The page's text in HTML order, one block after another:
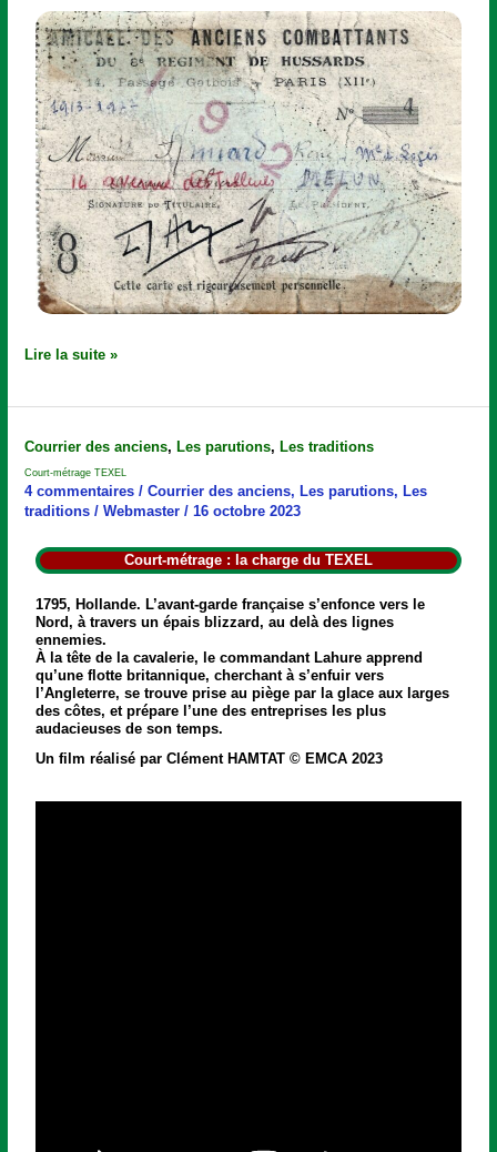
Lire la suite »
Courrier des anciens, Les parutions, Les traditions
Court-métrage TEXEL
4 commentaires /Courrier des anciens, Les parutions, Les
traditions /Webmaster/16 octobre 2023
Court-métrage : la charge du TEXEL
1795, Hollande. L’avant-garde française s’enfonce vers le
Nord, à travers un épais blizzard, au delà des lignes
ennemies.
À la tête de la cavalerie, le commandant Lahure apprend
qu’une flotte britannique, cherchant à s’enfuir vers
l’Angleterre, se trouve prise au piège par la glace aux larges
des côtes, et prépare l’une des entreprises les plus
audacieuses de son temps.
Un film réalisé par Clément HAMTAT © EMCA 2023
Court-
métrage
TEXEL